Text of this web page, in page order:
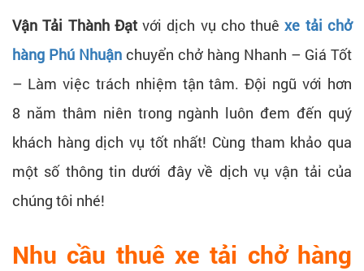
Vận Tải Thành Đạtvới dịch vụ cho thuêxe tải chở
hàng Phú Nhuận chuyển chở hàng Nhanh – Giá Tốt
– Làm việc trách nhiệm tận tâm. Đội ngũ với hơn
8 năm thâm niên trong ngành luôn đem đến quý
khách hàng dịch vụ tốt nhất! Cùng tham khảo qua
một số thông tin dưới đây về dịch vụ vận tải của
chúng tôi nhé!
Nhu cầu thuê xe tải chở hàng